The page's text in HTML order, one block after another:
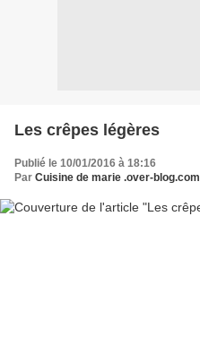
Les crêpes légères
Publié le 10/01/2016 à 18:16
Par Cuisine de marie .over-blog.com